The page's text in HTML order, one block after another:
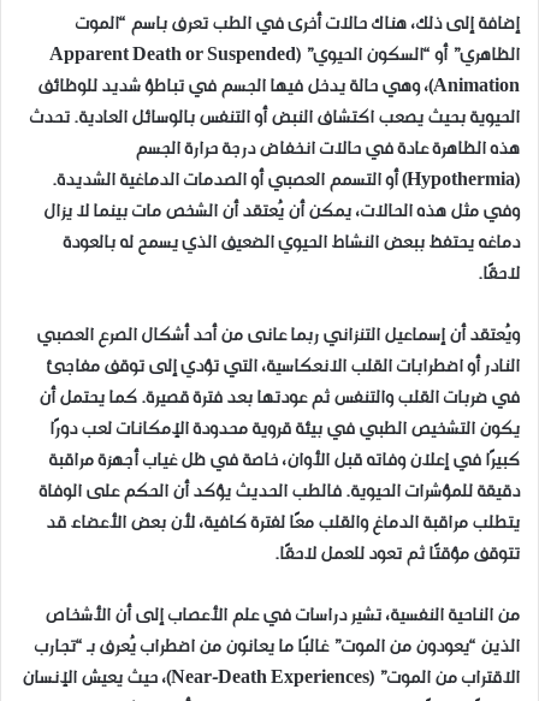
إضافة إلى ذلك، هناك حالات أخرى في الطب تعرف باسم “الموت
الظاهري” أو “السكون الحيوي” (Apparent Death or Suspended
Animation)، وهي حالة يدخل فيها الجسم في تباطؤ شديد للوظائف
الحيوية بحيث يصعب اكتشاف النبض أو التنفس بالوسائل العادية. تحدث
هذه الظاهرة عادة في حالات انخفاض درجة حرارة الجسم
(Hypothermia) أو التسمم العصبي أو الصدمات الدماغية الشديدة.
وفي مثل هذه الحالات، يمكن أن يُعتقد أن الشخص مات بينما لا يزال
دماغه يحتفظ ببعض النشاط الحيوي الضعيف الذي يسمح له بالعودة
لاحقًا.
ويُعتقد أن إسماعيل التنزاني ربما عانى من أحد أشكال الصرع العصبي
النادر أو اضطرابات القلب الانعكاسية، التي تؤدي إلى توقف مفاجئ
في ضربات القلب والتنفس ثم عودتها بعد فترة قصيرة. كما يحتمل أن
يكون التشخيص الطبي في بيئة قروية محدودة الإمكانات لعب دورًا
كبيرًا في إعلان وفاته قبل الأوان، خاصة في ظل غياب أجهزة مراقبة
دقيقة للمؤشرات الحيوية. فالطب الحديث يؤكد أن الحكم على الوفاة
يتطلب مراقبة الدماغ والقلب معًا لفترة كافية، لأن بعض الأعضاء قد
تتوقف مؤقتًا ثم تعود للعمل لاحقًا.
من الناحية النفسية، تشير دراسات في علم الأعصاب إلى أن الأشخاص
الذين “يعودون من الموت” غالبًا ما يعانون من اضطراب يُعرف بـ “تجارب
الاقتراب من الموت” (Near-Death Experiences)، حيث يعيش الإنسان